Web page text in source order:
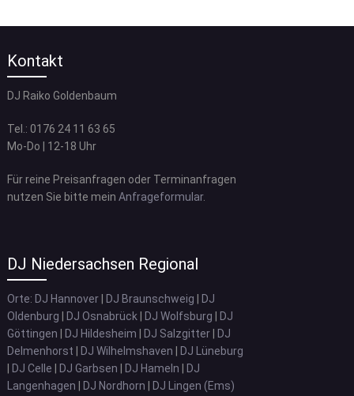
Kontakt
DJ Raiko Goldenbaum
Tel.: 0176 24 11 63 65
Mo-Do | 12-18 Uhr
Für reine Preisanfragen oder Terminanfragen
nutzen Sie bitte mein Anfrageformular.
DJ Niedersachsen Regional
Orte: DJ Hannover| DJ Braunschweig
DJ
Oldenburg
DJ Osnabrück DJ Wolfsburg
DJ
Göttingen
DJ Hildesheim DJ Salzgitter|
DJ
Delmenhorst
DJ Wilhelmshaven
DJ Lüneburg
DJ Celle DJ Garbsen DJ Hameln
DJ
Langenhagen
DJ Nordhorn DJ Lingen (Ems)